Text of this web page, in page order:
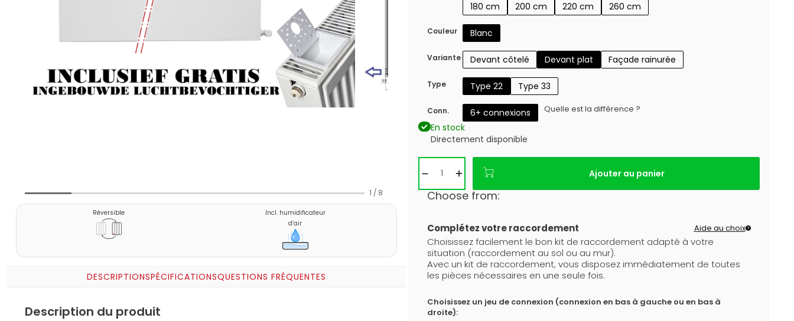
1 / 8
Réversible
Incl. humidificateur
d’air
DESCRIPTIONSPÉCIFICATIONSQUESTIONS FRÉQUENTES
Description du produit
180 cm
200 cm 220 cm 260 cm
Couleur Blanc
Variante Devant côtelé Devant plat Façade rainurée
Type Type 22 Type 33
Conn. 6+ connexions Quelle est la différence ?
En stock
Directement disponible
Ajouter au panier
Choose from:
Complétez votre raccordement Aide au choix
Choisissez facilement le bon kit de raccordement adapté à votre
situation (raccordement au sol ou au mur).
Avec un kit de raccordement, vous disposez immédiatement de toutes
les pièces nécessaires en une seule fois.
Choisissez un jeu de connexion (connexion en bas à gauche ou en bas à
droite):